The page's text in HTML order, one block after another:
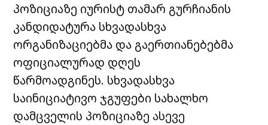
პოზიციაზე იურისტ თამარ გურჩიანის
კანდიდატურა სხვადასხვა
ორგანიზაციებმა და გაერთიანებებმა
ოფიციალურად დღეს
წარმოადგინეს. სხვადასხვა
საინიციატივო ჯგუფები სახალხო
დამცველის პოზიციაზე ასევე